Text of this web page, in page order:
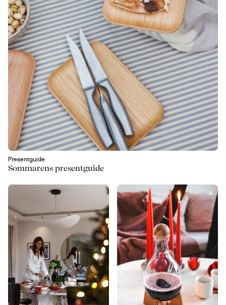
Presentguide
Sommarens presentguide